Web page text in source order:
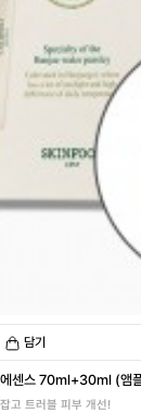
담기
센스 70ml+30ml (앰
고 트러블 피부 개선!